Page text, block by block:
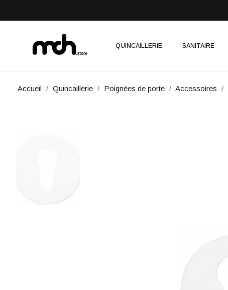
QUINCAILLERIE SANITAIRE
Accueil Quincaillerie Poignées de porte Accessoires